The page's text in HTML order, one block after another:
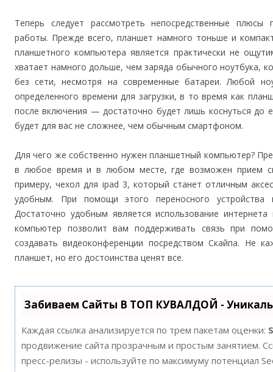
Теперь следует рассмотреть непосредственные плюсы
работы. Прежде всего, планшет намного тоньше и
планшетного компьютера является практически не
хватает намного дольше, чем заряда обычного ноутбука,
без сети, несмотря на современные батареи. Любой
определенного времени для загрузки, в то время как
после включения — достаточно будет лишь коснуться до
будет для вас не сложнее, чем обычным смартфоном.
Для чего же собственно нужен планшетный компьютер?
в любое время и в любом месте, где возможен прием
примеру, чехол для ipad 3, который станет отличным
удобным. При помощи этого переносного
Достаточно удобным является использование
компьютер позволит вам поддерживать связь при
создавать видеоконференции посредством Скайпа. Не
планшет, но его достоинства ценят все.
Забиваем Сайты В ТОП КУВАЛДОЙ -
Каждая ссылка анализируется по трем пакетам оценки:
продвижение сайта прозрачным и простым занятием.
пресс-релизы - используйте по максимуму потенциал